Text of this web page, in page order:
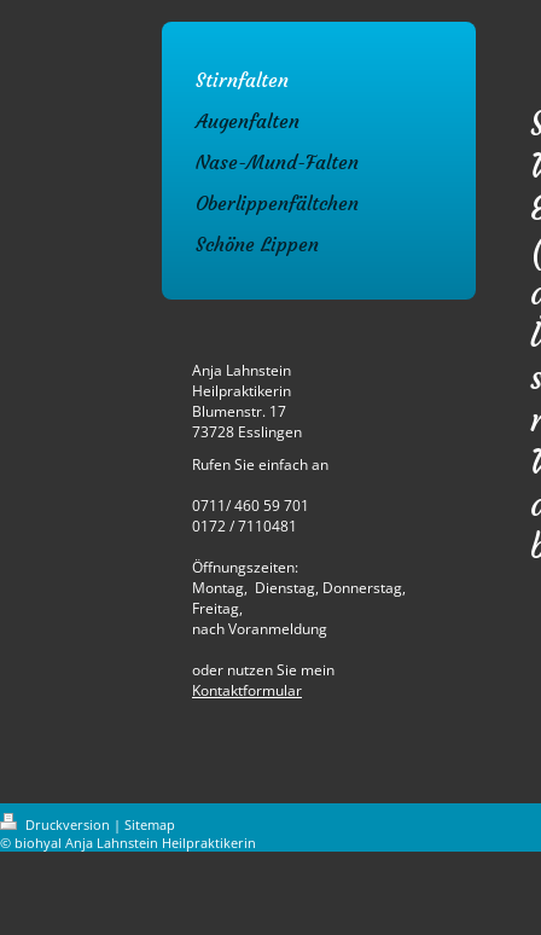
Stirnfalten
Augenfalten
Nase-Mund-Falten
Oberlippenfältchen
Schöne Lippen
Anja Lahnstein
Heilpraktikerin
Blumenstr. 17
73728 Esslingen
Rufen Sie einfach an
0711/ 460 59 701
0172 / 7110481
Öffnungszeiten:
Montag, Dienstag, Donnerstag,
Freitag,
nach Voranmeldung
oder nutzen Sie mein
Kontaktformular
Druckversion | Sitemap
© biohyal Anja Lahnstein Heilpraktikerin